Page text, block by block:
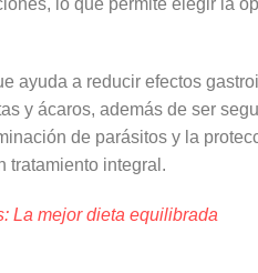
ayuda a reducir efectos
y ácaros, además de ser
de parásitos y la
tratamiento integral.
La mejor dieta equilibrada